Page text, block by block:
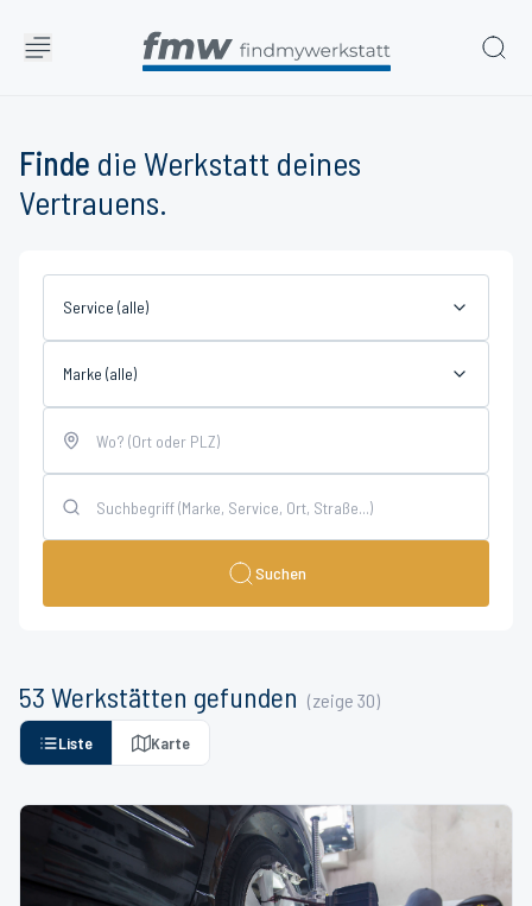
Finde die Werkstatt deines
Vertrauens.
Service (alle)
Marke (alle)
Suchen
53 Werkstätten gefunden (zeige 30)
Liste Karte